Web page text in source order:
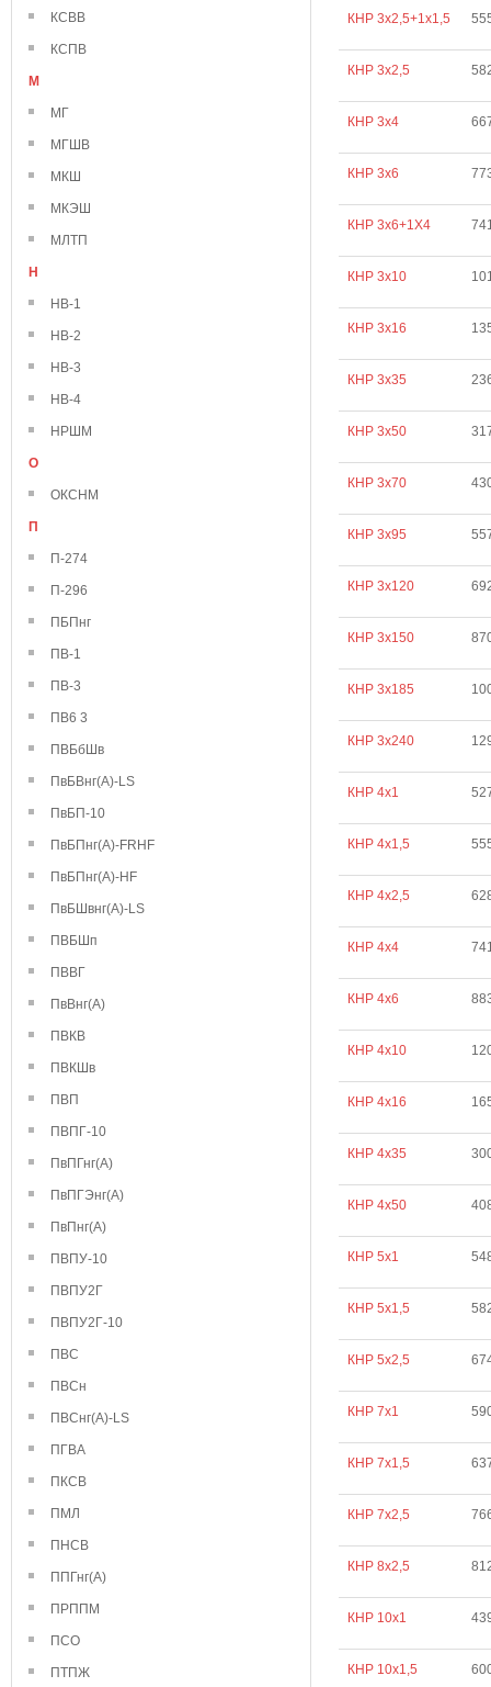
КСВВ
КСПВ
М
МГ
МГШВ
МКШ
МКЭШ
МЛТП
Н
НВ-1
НВ-2
НВ-3
НВ-4
НРШМ
О
ОКСНМ
П
П-274
П-296
ПБПнг
ПВ-1
ПВ-3
ПВ6 3
ПВБбШв
ПвБВнг(А)-LS
ПвБП-10
ПвБПнг(А)-FRHF
ПвБПнг(А)-HF
ПвБШвнг(А)-LS
ПВБШп
ПВВГ
ПвВнг(А)
ПВКВ
ПВКШв
ПВП
ПВПГ-10
ПвПГнг(А)
ПвПГЭнг(А)
ПвПнг(А)
ПВПУ-10
ПВПУ2Г
ПВПУ2Г-10
ПВС
ПВСн
ПВСнг(А)-LS
ПГВА
ПКСВ
ПМЛ
ПНСВ
ППГнг(А)
ПРППМ
ПСО
ПТПЖ
КНР 3х2,5+1х1,5
КНР 3х2,5
КНР 3х4
КНР 3х6
КНР 3х6+1Х4
КНР 3х10
КНР 3х16
КНР 3х35
КНР 3х50
КНР 3х70
КНР 3х95
КНР 3х120
КНР 3х150
КНР 3х185
КНР 3х240
КНР 4х1
КНР 4х1,5
КНР 4х2,5
КНР 4х4
КНР 4х6
КНР 4х10
КНР 4х16
КНР 4х35
КНР 4х50
КНР 5х1
КНР 5х1,5
КНР 5х2,5
КНР 7х1
КНР 7х1,5
КНР 7х2,5
КНР 8х2,5
КНР 10х1
КНР 10х1,5